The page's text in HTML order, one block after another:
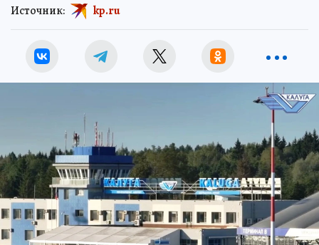
Источник: kp.ru